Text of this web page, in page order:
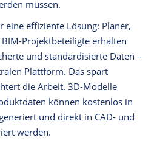
müssen.
eine effiziente Lösung: Planer,
Projektbeteiligte erhalten
und standardisierte Daten –
Plattform. Das spart
die Arbeit. 3D-Modelle
können kostenlos in
und direkt in CAD- und
werden.